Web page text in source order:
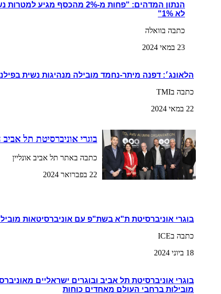
הנתון המדהים: "פחות מ-2% מהכסף
לא 1%"
כתבה בוואלה
23 במאי 2024
הלאונג׳: דפנה מיתר-נחמד מובילה מנהיגות נשית
כתבה בTMI
22 במאי 2024
בוגרי אוניברסיטת תל
כתבה באתר תל אביב אונליין
22 בפברואר 2024
בוגרי אוניברסיטת ת"א בשת"פ עם אוניברסיטאות
כתבה בICE
18 ביוני 2024
בוגרי אוניברסיטת תל אביב ובוגרים ישראליים
מובילות ברחבי העולם מאחדים כוחות